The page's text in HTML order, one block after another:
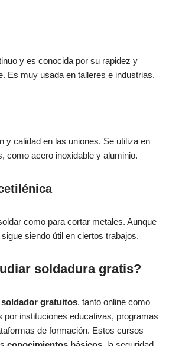
y es conocida por su rapidez y
Es muy usada en talleres e industrias.
y calidad en las uniones. Se utiliza en
como acero inoxidable y aluminio.
como para cortar metales. Aunque
siendo útil en ciertos trabajos.
soldadura gratis?
gratuitos, tanto online como
por instituciones educativas, programas
de formación. Estos cursos